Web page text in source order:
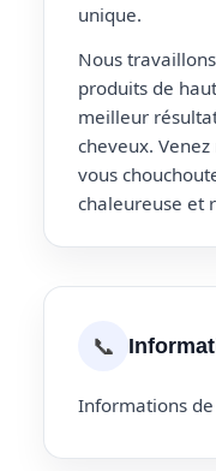
unique.
Nous
produits de
meilleur
cheveux.
vous
chaleureuse et
📞
Informations